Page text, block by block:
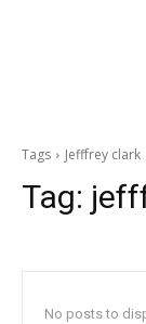
Tags Jefffrey clark
Tag:
No posts to